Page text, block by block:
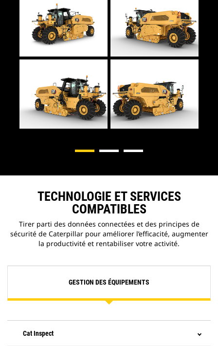
TECHNOLOGIE ET SERVICES
COMPATIBLES
Tirer parti des données connectées et des principes de
sécurité de Caterpillar pour améliorer l’efficacité, augmenter
la productivité et rentabiliser votre activité.
GESTION DES ÉQUIPEMENTS
Cat Inspect